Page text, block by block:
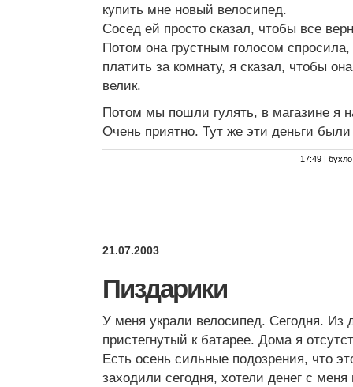
купить мне новый велосипед.
Сосед ей просто сказал, чтобы все
Потом она грустным голосом
платить за комнату, я сказал, чтобы
велик.
Потом мы пошли гулять, в магазине я
Очень приятно. Тут же эти деньги
17:49 | бухло
21.07.2003
Пиздарики
У меня украли велосипед. Сегодня. Из
пристегнутый к батарее. Дома я
Есть осень сильные подозрения, что
заходили сегодня, хотели денег с